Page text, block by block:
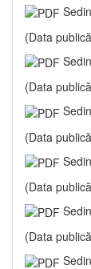
(Data
(Data
(Data
(Data
(Data